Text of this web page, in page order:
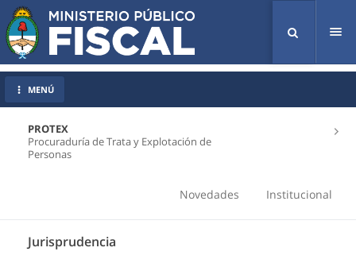
PROTEX
Procuraduría de Trata y Explotación de
Personas
Novedades Institucional
Jurisprudencia
MENÚ